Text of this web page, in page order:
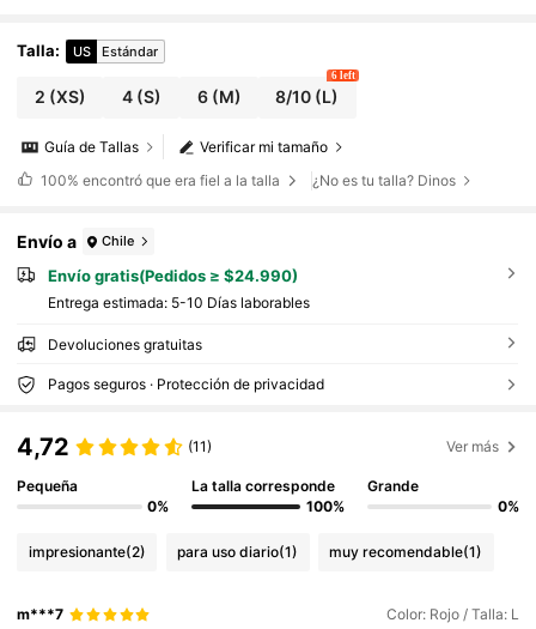
Talla: US Estándar
2 (XS) 4(S) 6(M) 8/10 (L)
6 left
Verificar mi tamaño
Guía de Tallas
100% encontró que era fiel a la talla ¿No es tu talla? Dinos
Envío a Chile
Envío gratis(Pedidos ≥ $24.990)
Entrega estimada: 5-10 Días laborables
Devoluciones gratuitas
Pagos seguros · Protección de privacidad
4,72 (11) Ver más
Pequeña
0%
La talla corresponde
100%
Grande
0%
impresionante(2) para uso diario(1) muy recomendable(1)
m***7 Color: Rojo / Talla: L